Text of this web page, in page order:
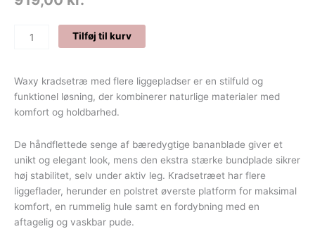
Waxy
kradsetræ
flere
liggepladser
antal
Tilføj til kurv
Waxy kradsetræ med flere liggepladser er en stilfuld og
funktionel løsning, der kombinerer naturlige materialer med
komfort og holdbarhed.
De håndflettede senge af bæredygtige bananblade giver et
unikt og elegant look, mens den ekstra stærke bundplade sikrer
høj stabilitet, selv under aktiv leg. Kradsetræet har flere
liggeflader, herunder en polstret øverste platform for maksimal
komfort, en rummelig hule samt en fordybning med en
aftagelig og vaskbar pude.